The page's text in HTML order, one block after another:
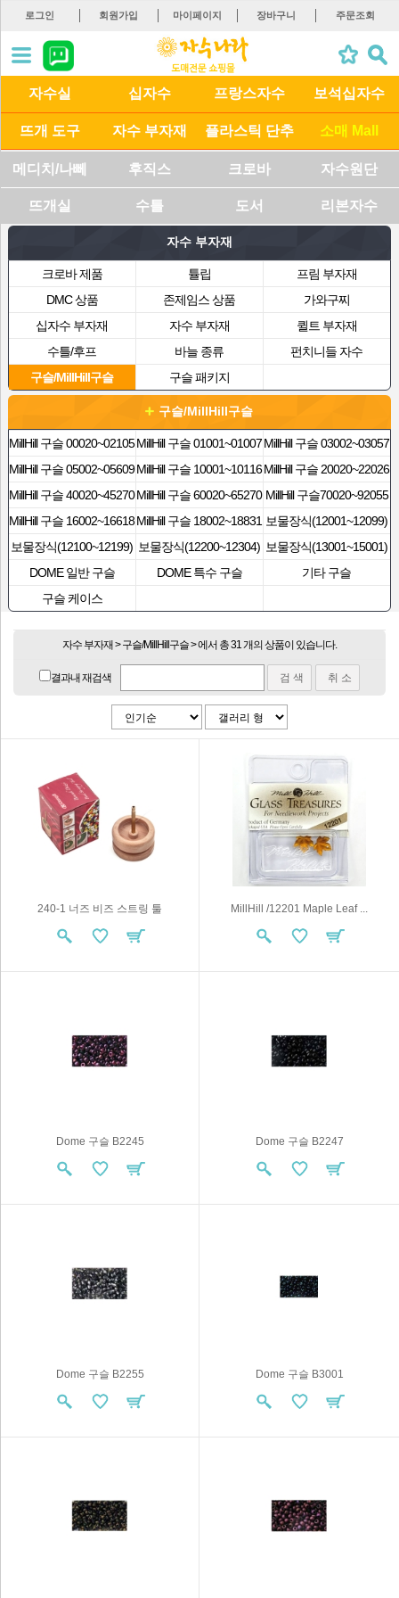
로그인 회원가입 마이페이지 장바구니 주문조회
자수실 십자수 프랑스자수 보석십자수
뜨개 도구 자수 부자재 플라스틱 단추 소매 Mall
메디치/나뻬 후직스 크로바 자수원단
뜨개실 수틀 도서 리본자수
자수 부자재
크로바 제품 튤립
프림 부자재
DMC 상품
존제임스 상품
가와구찌
십자수 부자재
자수 부자재
퀼트 부자재
수틀/후프
바늘 종류
펀치니들 자수
구슬/MillHill구슬
구슬 패키지
구슬/MillHill구슬
MillHill 구슬 00020~02105MillHill 구슬 01001~01007MillHill 구슬 03002~03057
MillHill 구슬 05002~05609MillHill 구슬 10001~10116MillHill 구슬 20020~22026
MillHill 구슬 40020~45270MillHill 구슬 60020~65270 MillHill 구슬70020~92055
MillHill 구슬 16002~16618MillHill 구슬 18002~18831 보물장식(12001~12099)
보물장식(12100~12199) 보물장식(12200~12304) 보물장식(13001~15001)
DOME 일반 구슬
DOME 특수 구슬
기타 구슬
구슬 케이스
자수 부자재 > 구슬/MillHill구슬 > 에서 총 31 개의 상품이 있습니다.
결과내 재검색
240-1 너즈 비즈 스트링 툴 MillHill /12201 Maple Leaf ...
Dome 구슬 B2245 Dome 구슬 B2247
Dome 구슬 B2255 Dome 구슬 B3001